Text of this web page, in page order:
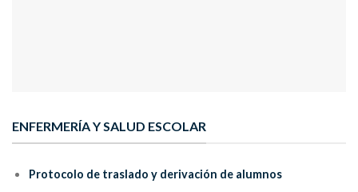
ENFERMERÍA Y SALUD ESCOLAR
Protocolo de traslado y derivación de alumnos